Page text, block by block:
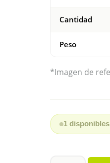
Cantidad
Peso
*Imagen de
1